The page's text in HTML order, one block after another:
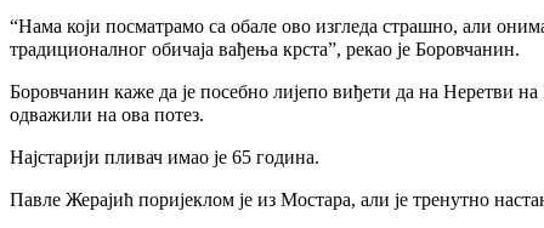
“Нама који посматрамо са обале ово изгледа страшно, али
традиционалног обичаја вађења крста”, рекао је Боровчанин.
Боровчанин каже да је посебно лијепо виђети да на Неретви на
одважили на ова потез.
Најстарији пливач имао је 65 година.
Павле Жерајић поријеклом је из Мостара, али је тренутно